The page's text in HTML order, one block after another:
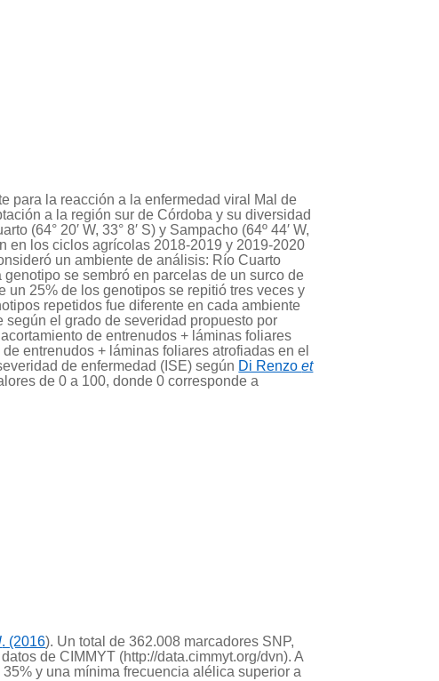
para la reacción a la enfermedad viral Mal de
a la región sur de Córdoba y su diversidad
(64° 20′ W, 33° 8′ S) y Sampacho (64º 44′ W,
en los ciclos agrícolas 2018-2019 y 2019-2020
un ambiente de análisis: Río Cuarto
se sembró en parcelas de un surco de
un 25% de los genotipos se repitió tres veces y
repetidos fue diferente en cada ambiente
el grado de severidad propuesto por
de entrenudos + láminas foliares
entrenudos + láminas foliares atrofiadas en el
de enfermedad (ISE) según Di Renzoet
de 0 a 100, donde 0 corresponde a
. (2016). Un total de 362.008 marcadores SNP,
de CIMMYT (http://data.cimmyt.org/dvn). A
y una mínima frecuencia alélica superior a